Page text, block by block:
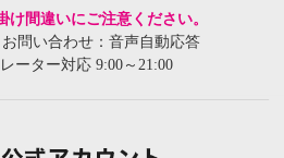
間違いにご注意ください。
問い合わせ：音声自動応答
ーター対応 9:00～21:00